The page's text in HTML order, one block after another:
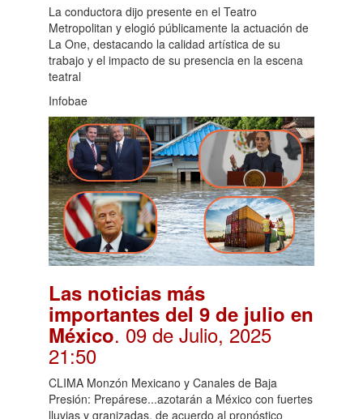
La conductora dijo presente en el Teatro
Metropolitan y elogió públicamente la actuación de
La One, destacando la calidad artística de su
trabajo y el impacto de su presencia en la escena
teatral
Infobae
Las noticias más
importantes del 9 de julio en
México. 09 de Julio, 2025
21:50
CLIMA Monzón Mexicano y Canales de Baja
Presión: Prepárese...azotarán a México con fuertes
lluvias y granizadas, de acuerdo al pronóstico